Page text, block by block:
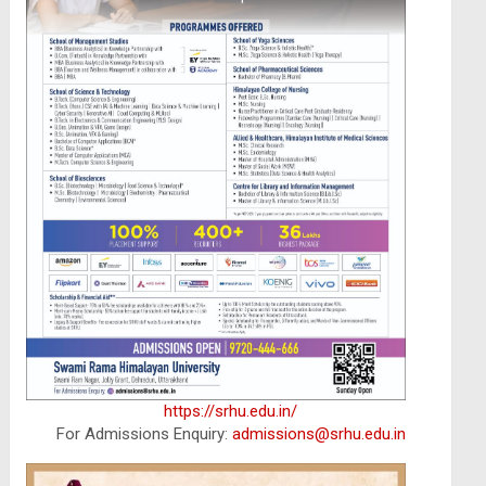
https://srhu.edu.in/
For Admissions Enquiry: admissions@srhu.edu.in